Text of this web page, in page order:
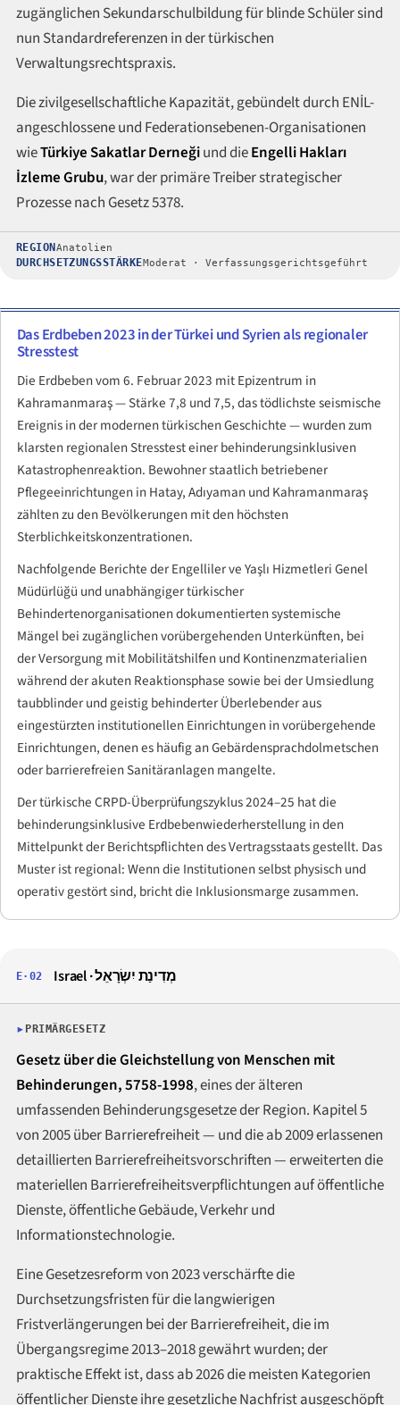
zugänglichen Sekundarschulbildung für blinde Schüler sind
nun Standardreferenzen in der türkischen
Verwaltungsrechtspraxis.
Die zivilgesellschaftliche Kapazität, gebündelt durch ENİL-
angeschlossene und Federationsebenen-Organisationen
wieTürkiye Sakatlar Derneğiund dieEngelli Hakları
İzleme Grubu, war der primäre Treiber strategischer
Prozesse nach Gesetz 5378.
REGION Anatolien
DURCHSETZUNGSSTÄRKEModerat · Verfassungsgerichtsgeführt
Das Erdbeben 2023 in der Türkei und Syrien als regionaler
Stresstest
Die Erdbeben vom 6. Februar 2023 mit Epizentrum in
Kahramanmaraş — Stärke 7,8 und 7,5, das tödlichste seismische
Ereignis in der modernen türkischen Geschichte — wurden zum
klarsten regionalen Stresstest einer behinderungsinklusiven
Katastrophenreaktion. Bewohner staatlich betriebener
Pflegeeinrichtungen in Hatay, Adıyaman und Kahramanmaraş
zählten zu den Bevölkerungen mit den höchsten
Sterblichkeitskonzentrationen.
Nachfolgende Berichte der Engelliler ve Yaşlı Hizmetleri Genel
Müdürlüğü und unabhängiger türkischer
Behindertenorganisationen dokumentierten systemische
Mängel bei zugänglichen vorübergehenden Unterkünften, bei
der Versorgung mit Mobilitätshilfen und Kontinenzmaterialien
während der akuten Reaktionsphase sowie bei der Umsiedlung
taubblinder und geistig behinderter Überlebender aus
eingestürzten institutionellen Einrichtungen in vorübergehende
Einrichtungen, denen es häufig an Gebärdensprachdolmetschen
oder barrierefreien Sanitäranlagen mangelte.
Der türkische CRPD-Überprüfungszyklus 2024–25 hat die
behinderungsinklusive Erdbebenwiederherstellung in den
Mittelpunkt der Berichtspflichten des Vertragsstaats gestellt. Das
Muster ist regional: Wenn die Institutionen selbst physisch und
operativ gestört sind, bricht die Inklusionsmarge zusammen.
E·02 Israel ·מְדִינַת יִשְׂרָאֵל
PRIMÄRGESETZ
Gesetz über die Gleichstellung von Menschen mit
Behinderungen, 5758-1998, eines der älteren
umfassenden Behinderungsgesetze der Region. Kapitel 5
von 2005 über Barrierefreiheit — und die ab 2009 erlassenen
detaillierten Barrierefreiheitsvorschriften — erweiterten die
materiellen Barrierefreiheitsverpflichtungen auf öffentliche
Dienste, öffentliche Gebäude, Verkehr und
Informationstechnologie.
Eine Gesetzesreform von 2023 verschärfte die
Durchsetzungsfristen für die langwierigen
Fristverlängerungen bei der Barrierefreiheit, die im
Übergangsregime 2013–2018 gewährt wurden; der
praktische Effekt ist, dass ab 2026 die meisten Kategorien
öffentlicher Dienste ihre gesetzliche Nachfrist ausgeschöpft